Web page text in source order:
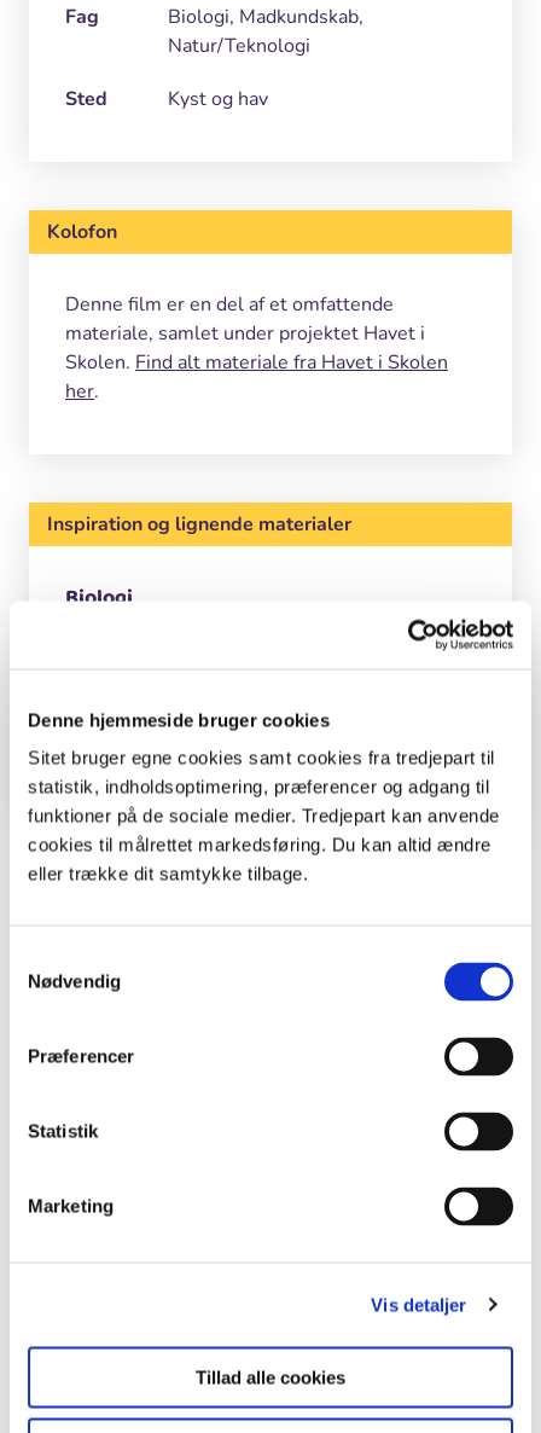
Denne hjemmeside bruger cookies
Sitet bruger egne cookies samt cookies fra tredjepart til
statistik, indholdsoptimering, præferencer og adgang til
funktioner på de sociale medier. Tredjepart kan anvende
cookies til målrettet markedsføring. Du kan altid ændre
eller trække dit samtykke tilbage.
Nødvendig
Præferencer
Statistik
Marketing
Vis detaljer
Tillad alle cookies
Fag
Biologi, Madkundskab,
Natur/Teknologi
Sted
Kyst og hav
Kolofon
Denne film er en del af et omfattende
materiale, samlet under projektet Havet i
Skolen. Find alt materiale fra Havet i Skolen
her.
Inspiration og lignende materialer
Biologi
Undervisningsforløb
Overdrevs-jeopardy